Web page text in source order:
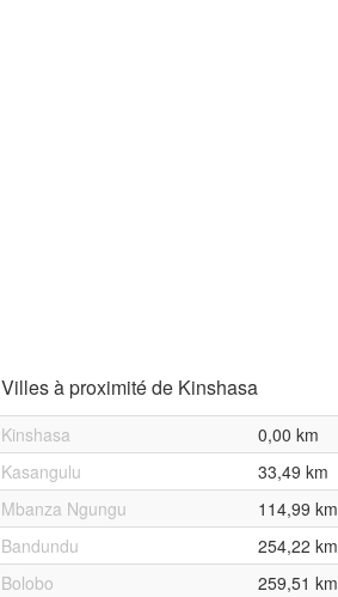
Villes à proximité de Kinshasa
Kinshasa
0,00 km
Kasangulu
33,49 km
Mbanza Ngungu
114,99 km
Bandundu
254,22 km
Bolobo
259,51 km